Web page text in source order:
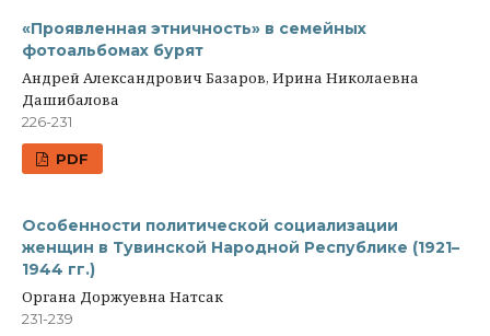
«Проявленная этничность» в семейных
фотоальбомах бурят
Андрей Александрович Базаров, Ирина Николаевна
Дашибалова
226-231
PDF
Особенности политической социализации
женщин в Тувинской Народной Республике (1921–
1944 гг.)
Органа Доржуевна Натсак
231-239